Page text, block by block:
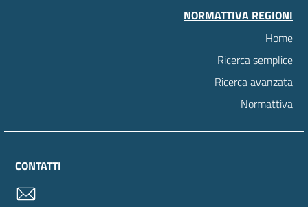
NORMATTIVA REGIONI
Home
Ricerca semplice
Ricerca avanzata
Normattiva
CONTATTI